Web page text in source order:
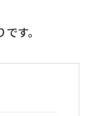
す。